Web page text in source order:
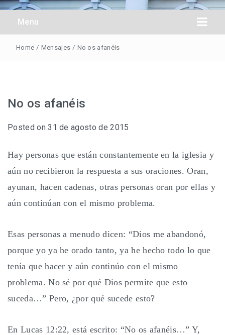
Obreros Universal
Menu
Home / Mensajes / No os afanéis
No os afanéis
Posted on31 de agosto de 2015
Hay personas que están constantemente en la iglesia y
aún no recibieron la respuesta a sus oraciones. Oran,
ayunan, hacen cadenas, otras personas oran por ellas y
aún continúan con el mismo problema.
Esas personas a menudo dicen: “Dios me abandonó,
porque yo ya he orado tanto, ya he hecho todo lo que
tenía que hacer y aún continúo con el mismo
problema. No sé por qué Dios permite que esto
suceda…” Pero, ¿por qué sucede esto?
En Lucas 12:22, está escrito: “No os afanéis…” Y,